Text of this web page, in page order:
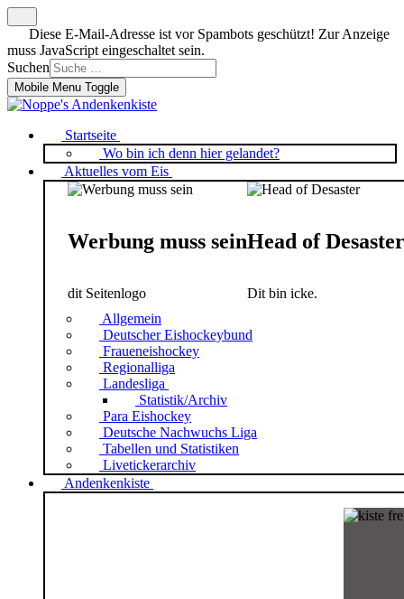
Diese E-Mail-Adresse ist vor Spambots geschützt! Zur Anzeige
muss JavaScript eingeschaltet sein.
Suchen
Mobile Menu Toggle
Startseite
Wo bin ich denn hier gelandet?
Aktuelles vom Eis
Werbung muss sein
dit Seitenlogo
Head of Desaster
Dit bin icke.
Allgemein
Deutscher Eishockeybund
Fraueneishockey
Regionalliga
Landesliga
Statistik/Archiv
Para Eishockey
Deutsche Nachwuchs Liga
Tabellen und Statistiken
Livetickerarchiv
Andenkenkiste